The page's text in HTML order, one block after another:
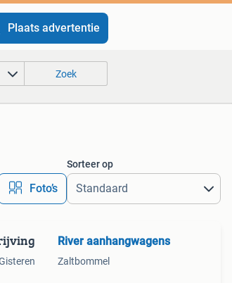
Plaats advertentie
Zoek
Foto’s
Sorteer op
River aanhangwagens
Zaltbommel